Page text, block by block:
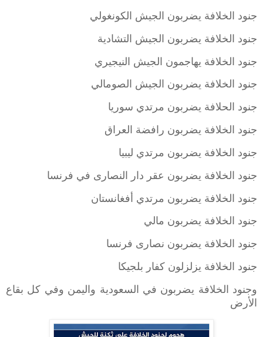
جنود الخلافة يضربون الجيش الكونغولي
جنود الخلافة يضربون الجيش التشادية
جنود الخلافة يهاجمون الجيش النيجيري
جنود الخلافة يضربون الجيش الصومالي
جنود الحلافة يضربون مرتدي سوريا
جنود الخلافة يضربون رافضة العراق
جنود الخلافة يضربون مرتدي ليبيا
جنود الخلافة يضربون عقر دار النصارى في فرنسا
جنود الخلافة يضربون مرتدي أفغانستان
جنود الخلافة يضربون مالي
جنود الخلافة يضربون نصارى فرنسا
جنود الخلافة يزلزلون كفار بلجيكا
وجنود الخلافة يضربون في السعودية واليمن وفي كل بقاع
الأرض